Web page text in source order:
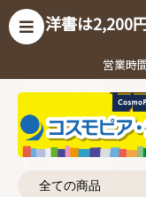
洋書は2,200
営業時